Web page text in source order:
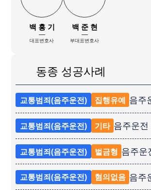
백 홍 기
대표변호사
백 준 현
부대표변호사
동종 성공사례
교통범죄(음주운전) 집행유예
교통범죄(음주운전) 기타
교통범죄(음주운전) 벌금형
교통범죄(음주운전) 혐의없음